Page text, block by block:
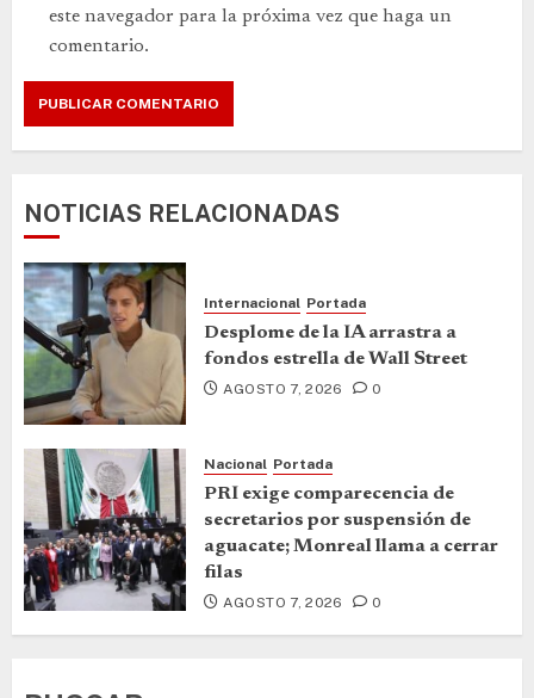
este navegador para la próxima vez que haga un
comentario.
NOTICIAS RELACIONADAS
Internacional Portada
Desplome de la IA arrastra a
fondos estrella de Wall Street
AGOSTO 7, 2026 0
Nacional Portada
PRI exige comparecencia de
secretarios por suspensión de
aguacate; Monreal llama a cerrar
filas
AGOSTO 7, 2026 0